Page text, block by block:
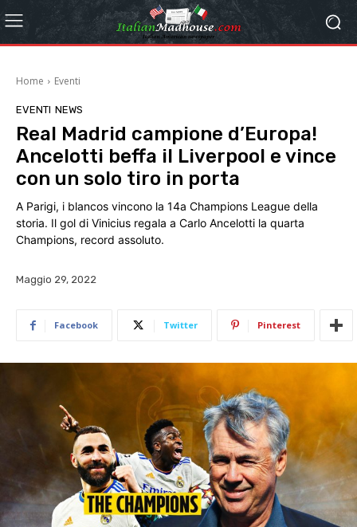
Home Eventi
EVENTI NEWS
Real Madrid campione d’Europa!
Ancelotti beffa il Liverpool e vince
con un solo tiro in porta
A Parigi, i blancos vincono la 14a Champions League della
storia. Il gol di Vinicius regala a Carlo Ancelotti la quarta
Champions, record assoluto.
Maggio 29, 2022
Facebook Twitter Pinterest